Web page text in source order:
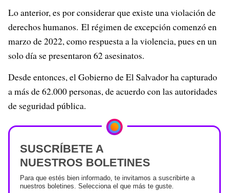
Lo anterior, es por considerar que existe una violación de
derechos humanos. El régimen de excepción comenzó en
marzo de 2022, como respuesta a la violencia, pues en un
solo día se presentaron 62 asesinatos.
Desde entonces, el Gobierno de El Salvador ha capturado
a más de 62.000 personas, de acuerdo con las autoridades
de seguridad pública.
SUSCRÍBETE A
NUESTROS BOLETINES
Para que estés bien informado, te invitamos a suscribirte a
nuestros boletines. Selecciona el que más te guste.